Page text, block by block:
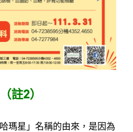
（註2）
瑪星」名稱的由來，是因為